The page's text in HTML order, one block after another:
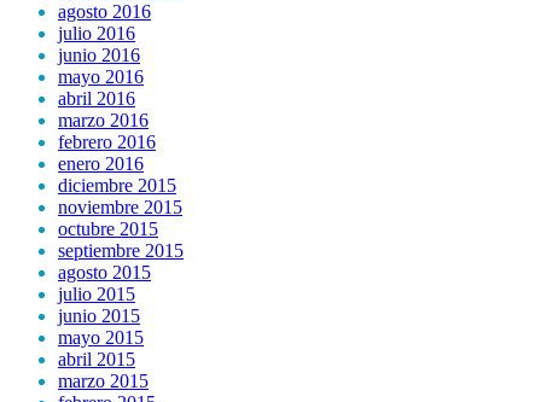
agosto 2016
julio 2016
junio 2016
mayo 2016
abril 2016
marzo 2016
febrero 2016
enero 2016
diciembre 2015
noviembre 2015
octubre 2015
septiembre 2015
agosto 2015
julio 2015
junio 2015
mayo 2015
abril 2015
marzo 2015